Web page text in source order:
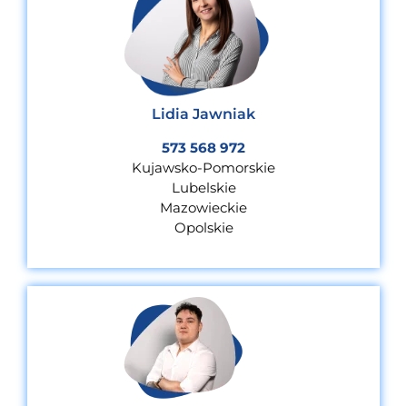
Lidia Jawniak
573 568 972
Kujawsko-Pomorskie
Lubelskie
Mazowieckie
Opolskie